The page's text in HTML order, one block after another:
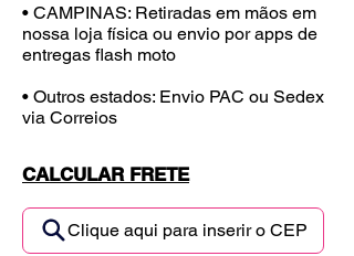
• CAMPINAS: Retiradas em mãos em
nossa loja física ou envio por apps de
entregas flash moto
• Outros estados: Envio PAC ou Sedex
via Correios
CALCULAR FRETE
Clique aqui para inserir o CEP